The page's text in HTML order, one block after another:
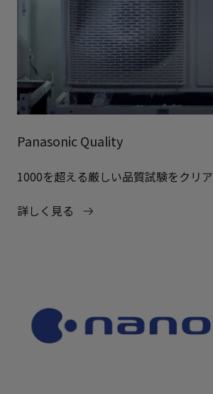
Panasonic Quality
1000を超える厳しい品質試験をクリア
詳しく見る